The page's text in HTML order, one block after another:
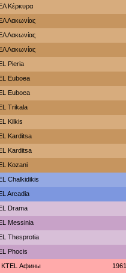
Κέρκυρα
Λακωνίας
Λακωνίας
Λακωνίας
Pieria
Euboea
Euboea
Τrikala
Kilkis
Karditsa
Karditsa
Kozani
Chalkidikis
Arcadia
Drama
Messinia
Thesprotia
Phocis
KTEL Афины 1961